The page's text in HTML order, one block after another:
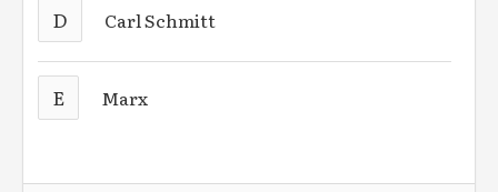
D Carl Schmitt
E Marx